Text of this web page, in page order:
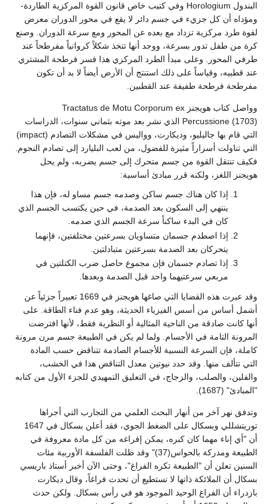
البندول Horologium وفي كتيب خاص قانون القوة المركزية الطاردة-
ومؤداه أن كل جزيء في جسم دائر لا يقع في محور الدوران معرض
لقوة طرد مركزية تزداد مع بعده عن المحور ومع سرعة الدوران. وصنع
كرة من طفل تدور بسرعة، ووجد أنها تتخذ شكلاً كروانياً مفرطحاً عند
طرفي المحور. وعلى مبدأ الطرد المركزي هذا فسر فرطحة المشتري
عند قطبيه، وقياساً على ذلك استنتج أن الأرض أيضاً لا بد أن تكون
مفرطحة فرطحة طفيفة عند القطبين.
وواصل كتاب هويجنز Tractatus de Motu Corporum ex
Percussione (1703) الذي نشر بعد موته بثماني سنوات، الدراسات
التي قام بها جاليليو، وديكارت، وواليس في مشكلات التصادم (impact)
التي تناولت أسراراً مثيرة للفضول، من لعب البليارد إلى تصادم النجوم.
فكيف تنتقل القوة من جسم متحرك إلى جسم يضربه، ولم يحل
هويجنز اللغز، ولكنه قرر مبادئ أساسية:
إذا كان هناك جسم ساكن وصدمه جسم مساو له، فإن هذا
ينتهي إلى السكون بعد الصدمة، في حين يكتسب الجسم الذي
كان في البدء ساكناً سرعة الجسم الذي صدمه.
إذا اصطدم جسمان متساويان بسرعتين مختلفتين، فإنهما
يتحركان بعد الصدمة بسرعتين متبادلتين.
إذا تصادم جسمان فإن مجموع حاصل ضرب الكتلتين في
مربعي سرعتيهما واحد قبل الصدمة وبعدها.
وقد عبرت هذه القضايا التي صاغها هويجنز في 1669 تعبيراً جزئياً عن
أشمل أساس من أسس الفيزياء الحديثة، وهو عدم فناء الطاقة. على
أنها كانت صادقة من الناحية المثالية أو النظرية فقط، لأنها افترضت
المرونة التامة في الأجسام. ولما لم يكن في الطبيعة جسم مرن مرونة
كاملة، فإن السرعة النسبية للأجسام الصادمة تتناقض حسب المادة
التي تتألف منها. وقد حدد نيوتين معدل التناقض هذا في الخشب،
والفلين، والصلب، والزجاج، في التعليق التمهيدي للجزء الأول من كتابه
"المبادئ" (1687).
وتدفق نهر آخر من أنهار البحث العلمي من التجارب التي أجراها
توريتشللي وبسكال على الضغط الجوي، فقد أعلن بسكال في 1647
أن "أي إناء مهما كان كبره، يمكن إفراغه من كل مادة معروفة في
الطبيعة ومدركة بالحواس(37)" وقد ظلت الفلسفة الأوربية مئات
السنين تعلن أن "الطبيعة تكره الفراغ"، وحتى الآن أخبر أستاذ باريسي
بسكال أن الملائكة ذاتها لا تستطيع أن تحدث فراغاً، وقال ديكارت
بازدراء أن الفراغ الوحيد الموجود هو في رأس بسكال. ولكن حدث